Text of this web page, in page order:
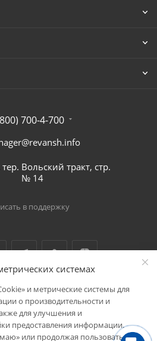
700-4-700
тер. Вольский тракт, стр.
№ 14
в поддержку
© ООО "Реванш"
системах
и метрические системы для
о производительности и
для улучшения и
предоставления информации.
или продолжая пользоваться